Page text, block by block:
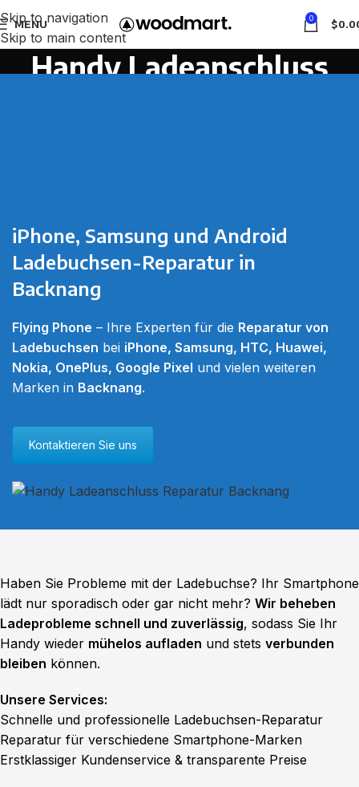
Skip to navigation
Skip to main content
MENU 0 $
Handy Ladeanschluss
iPhone, Samsung und Android
Ladebuchsen-Reparatur in
Backnang
Flying Phone – Ihre Experten für die Reparatur von
Ladebuchsen bei iPhone, Samsung, HTC, Huawei,
Nokia, OnePlus, Google Pixel und vielen weiteren
Marken in Backnang.
Kontaktieren Sie uns
Haben Sie Probleme mit der Ladebuchse? Ihr Smartphone
lädt nur sporadisch oder gar nicht mehr? Wir beheben
Ladeprobleme schnell und zuverlässig, sodass Sie Ihr
Handy wieder mühelos aufladen und stets verbunden
bleiben können.
Unsere Services:
Schnelle und professionelle Ladebuchsen-Reparatur
Reparatur für verschiedene Smartphone-Marken
Erstklassiger Kundenservice & transparente Preise